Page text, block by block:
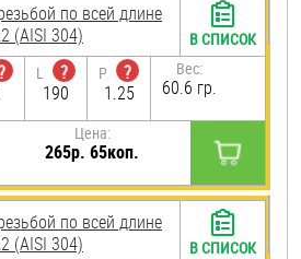
по всей длине
(AISI 304)
L
?
190
P
?
1.25
Вес:
60.6 гр.
Цена:
265р. 65коп.
В СПИСОК
по всей длине
(AISI 304)
В СПИСОК